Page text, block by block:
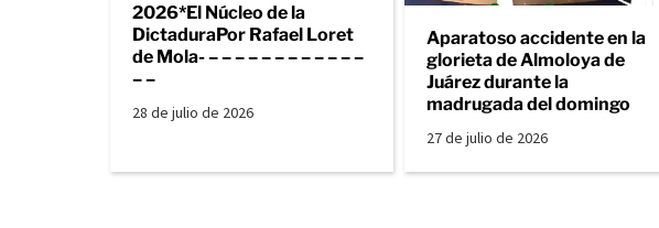
2026*El Núcleo de la
DictaduraPor Rafael Loret
de Mola- – – – – – – – – – – – –
– –
28 de julio de 2026
Aparatoso accidente en la
glorieta de Almoloya de
Juárez durante la
madrugada del domingo
27 de julio de 2026